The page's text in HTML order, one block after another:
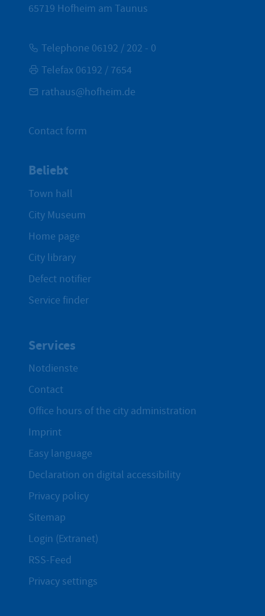
65719 Hofheim am Taunus
Telephone 06192 / 202 - 0
Telefax 06192 / 7654
rathaus@hofheim.de
Contact form
Beliebt
Town hall
City Museum
Home page
City library
Defect notifier
Service finder
Services
Notdienste
Contact
Office hours of the city administration
Imprint
Easy language
Declaration on digital accessibility
Privacy policy
Sitemap
Login (Extranet)
RSS-Feed
Privacy settings